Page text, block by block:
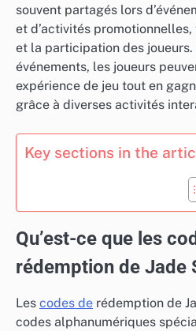
souvent partagés lors
et d’activités
et la participation des
événements, les joueurs
expérience de jeu tout en
grâce à diverses activités
Key sections in the
Qu’est-ce que les
rédemption de Jade
Les codes de rédemption de
codes alphanumériques